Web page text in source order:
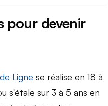
pour devenir
Ligne se réalise en 18 à
s'étale sur 3 à 5 ans en